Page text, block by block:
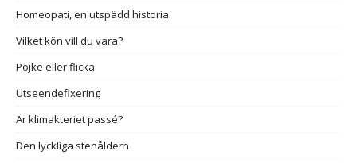
Homeopati, en utspädd historia
Vilket kön vill du vara?
Pojke eller flicka
Utseendefixering
Är klimakteriet passé?
Den lyckliga stenåldern